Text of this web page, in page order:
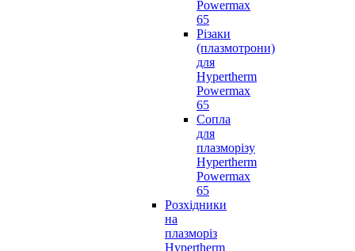
Powermax
65
Різаки
(плазмотрони)
для
Hypertherm
Powermax
65
Сопла
для
плазморізу
Hypertherm
Powermax
65
Розхідники
на
плазморіз
Hypertherm